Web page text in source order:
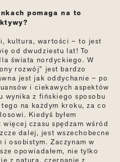
pomaga na to
kultura, wartości – to jest
od dwudziestu lat! To
świata nordyckiego. W
rozwój” jest bardzo
jest jak oddychanie – po
i ciekawych aspektów
wynika z fińskiego sposobu
na każdym kroku, za co
Kiedyś byłem
czasu spędzam wśród
dalej, jest wszechobecne
i osobistym. Zaczynam w
opowiadałem, nie tylko
z naturą, czerpanie z